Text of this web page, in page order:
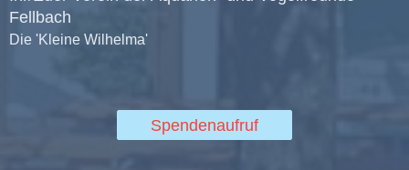
Fellbach
Die 'Kleine Wilhelma'
Spendenaufruf